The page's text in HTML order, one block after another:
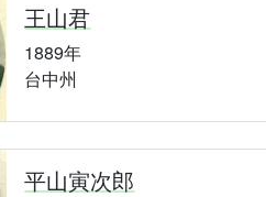
王山君
1889年
台中州
平山寅次郎